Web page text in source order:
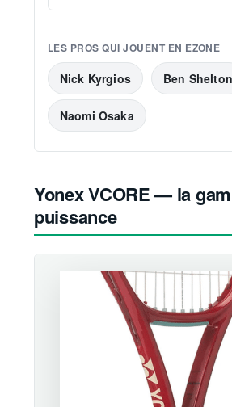
LES PROS QUI JOUENT EN EZONE
Nick Kyrgios Ben Shelton
Naomi Osaka
Yonex VCORE — la
puissance